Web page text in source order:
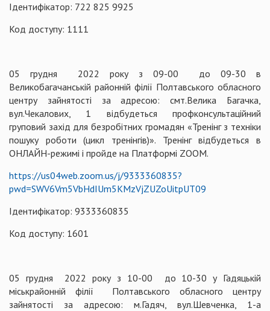
Ідентифікатор: 722 825 9925
Код доступу: 1111
05 грудня 2022 року з 09-00 до 09-30 в
Великобагачанській районній філії Полтавського обласного
центру зайнятості за адресою: смт.Велика Багачка,
вул.Чекалових, 1 відбудеться профконсультаційний
груповий захід для безробітних громадян «Тренінг з техніки
пошуку роботи (цикл тренінгів)». Тренінг відбудеться в
ОНЛАЙН-режимі і пройде на Платформі ZOOM.
https://us04web.zoom.us/j/9333360835?
pwd=SWV6Vm5VbHdIUm5KMzVjZUZoUitpUT09
Ідентифікатор: 9333360835
Код доступу: 1601
05 грудня 2022 року з 10-00 до 10-30 у Гадяцькій
міськрайонній філії Полтавського обласного центру
зайнятості за адресою: м.Гадяч, вул.Шевченка, 1-а